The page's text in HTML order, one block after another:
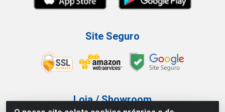
Site Seguro
Loja / Showroom